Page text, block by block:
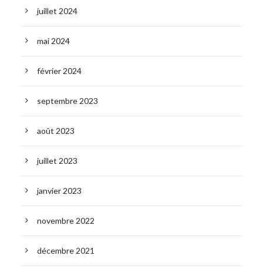
juillet 2024
mai 2024
février 2024
septembre 2023
août 2023
juillet 2023
janvier 2023
novembre 2022
décembre 2021